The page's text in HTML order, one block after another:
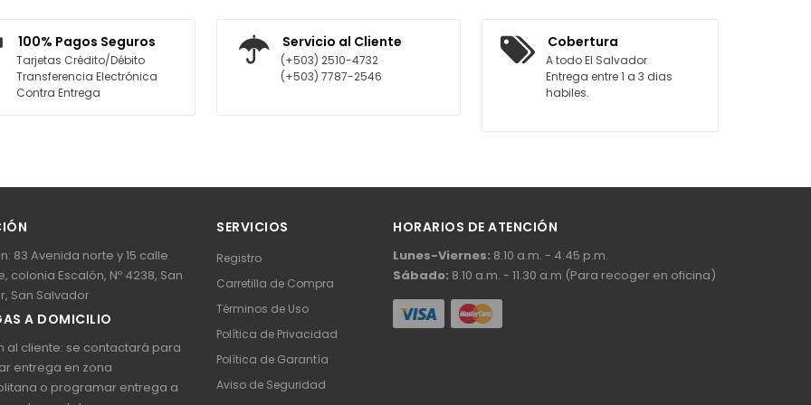
100% Pagos Seguros
Tarjetas Crédito/Débito
Transferencia Electrónica
Contra Entrega
Servicio al Cliente
(+503) 2510-4732
(+503) 7787-2546
Cobertura
A todo El Salvador
Entrega entre 1 a 3 dias
habiles.
83 Avenida norte y 15 calle
colonia Escalón, Nº 4238, San
San Salvador
A DOMICILIO
al cliente: se contactará para
entrega en zona
o programar entrega a
SERVICIOS
Registro
Carretilla de Compra
Términos de Uso
Política de Privacidad
Política de Garantía
Aviso de Seguridad
HORARIOS DE ATENCIÓN
Lunes-Viernes: 8.10 a.m. - 4:45 p.m.
Sábado: 8.10 a.m. - 11.30 a.m (Para recoger en oficina)